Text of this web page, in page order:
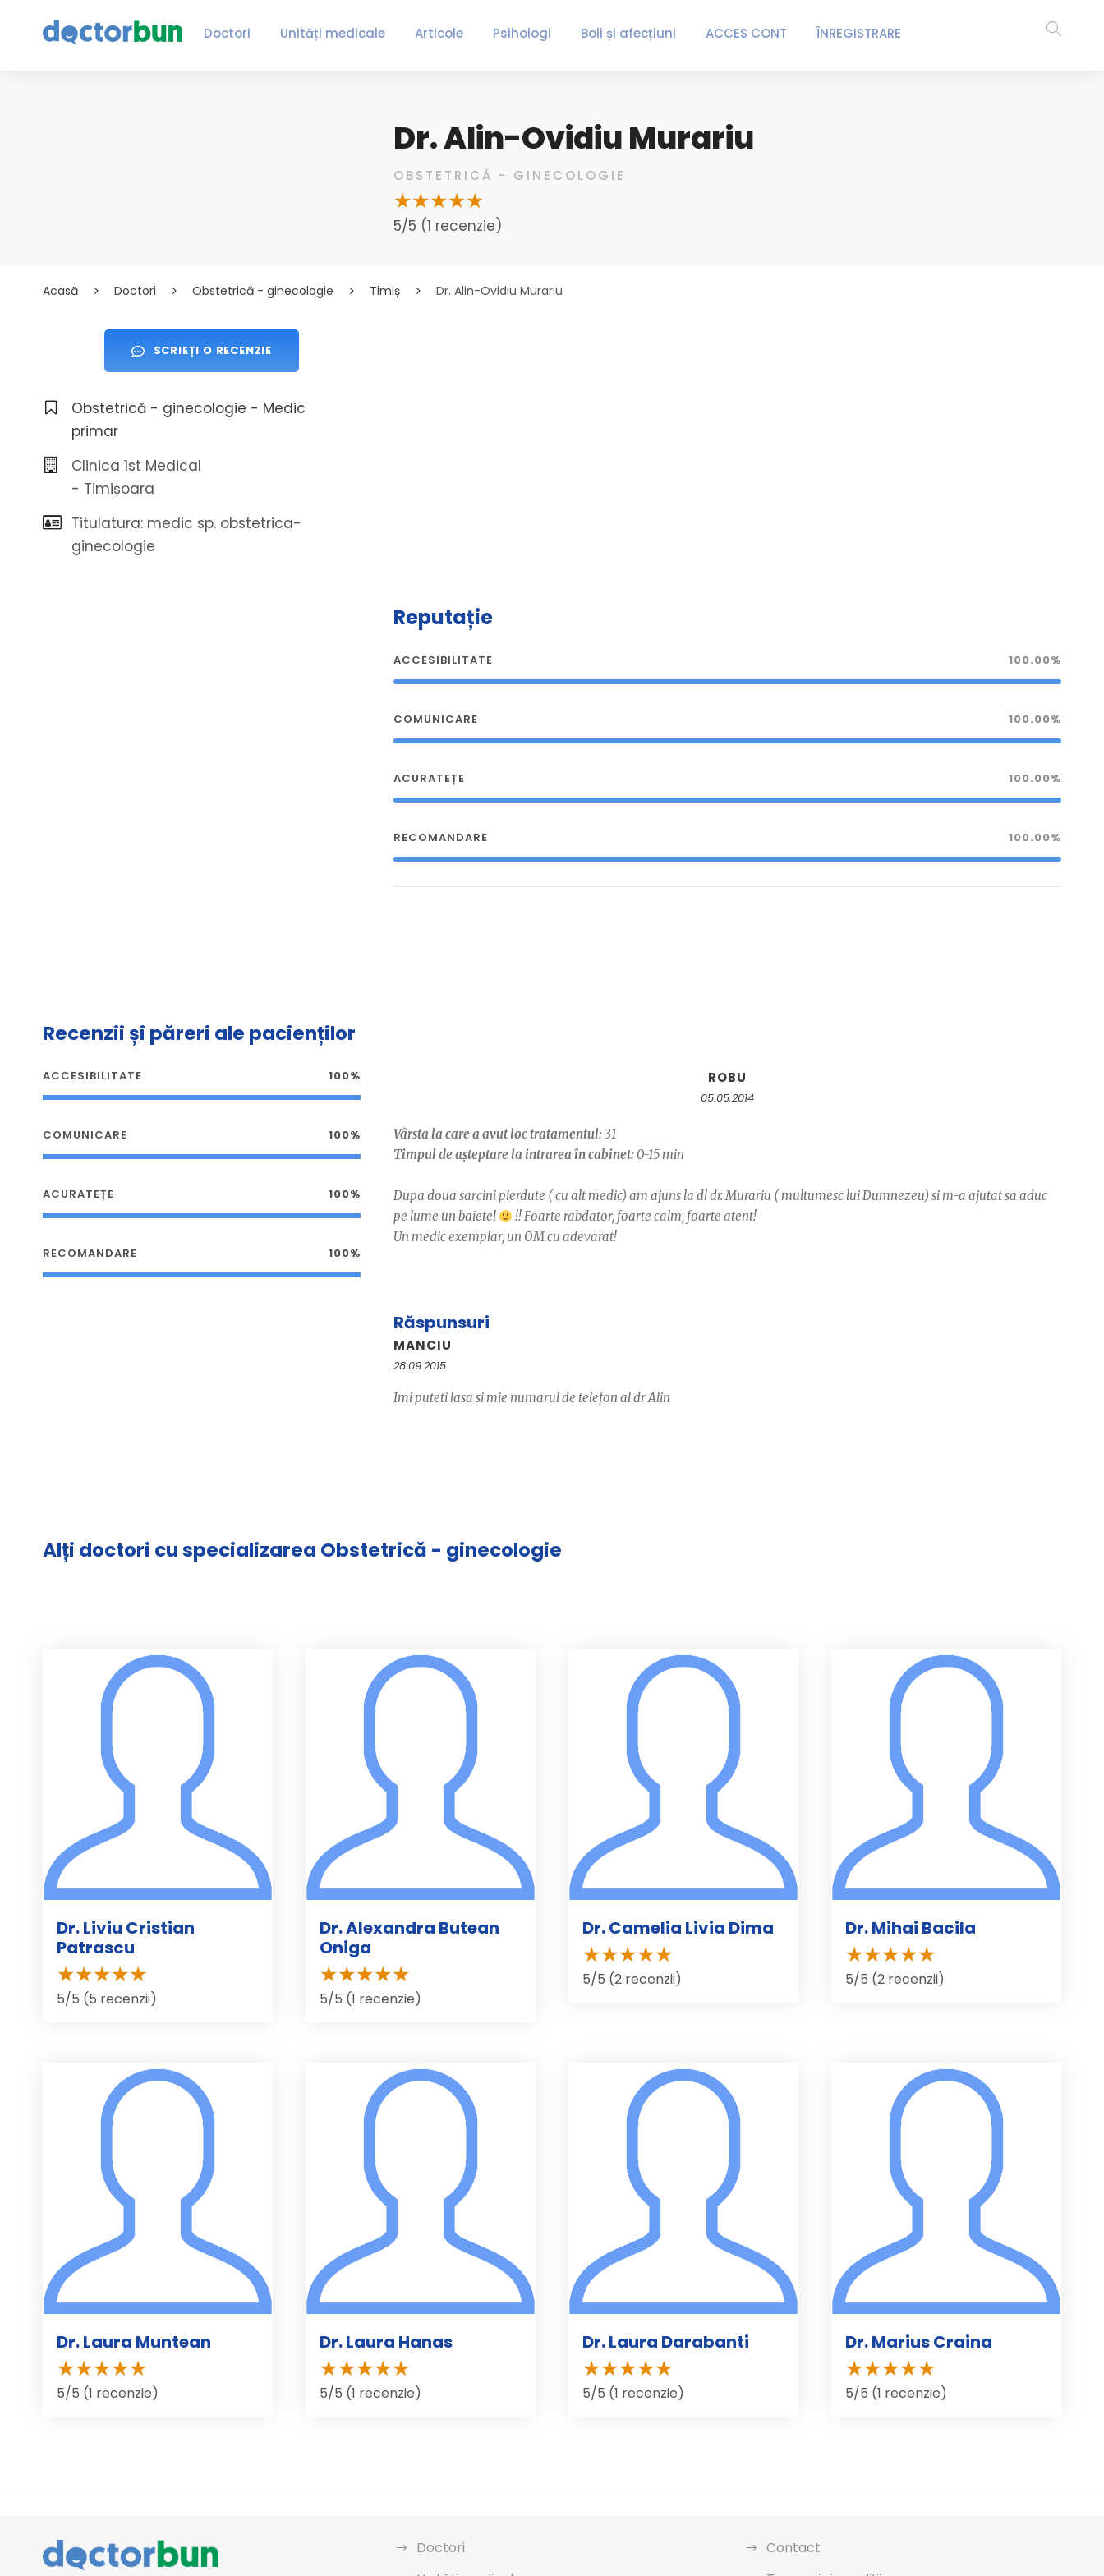
Doctori Unități medicale Articole Psihologi Boli și afecțiuni ACCES CONT ÎNREGISTRARE
Dr. Alin-Ovidiu Murariu
OBSTETRICĂ - GINECOLOGIE
5/5 (1 recenzie)
Acasă Doctori Obstetrică - ginecologie Timiș Dr. Alin-Ovidiu Murariu
SCRIEȚI O RECENZIE
Obstetrică - ginecologie - Medic
primar
Clinica 1st Medical
- Timișoara
Titulatura: medic sp. obstetrica-
ginecologie
Reputație
ACCESIBILITATE 100.00%
COMUNICARE 100.00%
ACURATEȚE 100.00%
RECOMANDARE 100.00%
Recenzii și păreri ale pacienților
ACCESIBILITATE 100%
COMUNICARE 100%
ACURATEȚE 100%
RECOMANDARE 100%
ROBU
05.05.2014
Vârsta la care a avut loc tratamentul: 31
Timpul de așteptare la intrarea în cabinet: 0-15 min
Dupa doua sarcini pierdute ( cu alt medic) am ajuns la dl dr. Murariu ( multumesc lui Dumnezeu) si m-a ajutat sa aduc
pe lume un baietel
!! Foarte rabdator, foarte calm, foarte atent!
Un medic exemplar, un OM cu adevarat!
Răspunsuri
MANCIU
28.09.2015
Imi puteti lasa si mie numarul de telefon al dr Alin
Alți doctori cu specializarea Obstetrică - ginecologie
Dr. Liviu Cristian
Patrascu
5/5 (5 recenzii)
Dr. Alexandra Butean
Oniga
5/5 (1 recenzie)
Dr. Camelia Livia Dima
5/5 (2 recenzii)
Dr. Mihai Bacila
5/5 (2 recenzii)
Dr. Laura Muntean
5/5 (1 recenzie)
Dr. Laura Hanas
5/5 (1 recenzie)
Dr. Laura Darabanti
5/5 (1 recenzie)
Dr. Marius Craina
5/5 (1 recenzie)
Doctori
Contact